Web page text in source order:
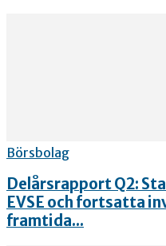
Börsbolag
Delårsrapport Q2:
EVSE och fortsatta
framtida...